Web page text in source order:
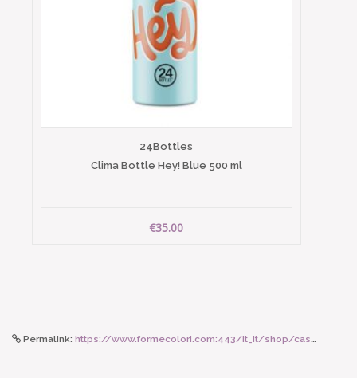
24Bottles
Clima Bottle Hey! Blue 500 ml
€35.00
Permalink: https://www.formecolori.com:443/it_it/shop/casa/cuscini/lisa_corti_federe_in_organza_35x50_pearvich_leaves_green/6655